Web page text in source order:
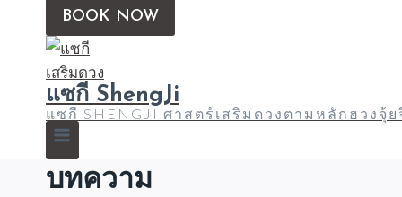
BOOK NOW
แซกี ShengJi
แซกี SHENGJI ศาสตร์เสริมดวงตามหลักฮวงจุ้
บทความ